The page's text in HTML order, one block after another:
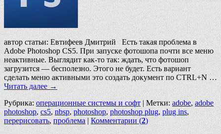
автор статьи: Евтифеев Дмитрий Есть такая проблема в
Adobe Photoshop CS5. При запуске фотошопа почти все меню
неактивные. Выглядит как-то так: ждать, что фотошоп
загрузится — бесполезно. Этого не будет. Есть вариант
сделать меню активными это создать документ по CTRL+N …
Читать далее →
Рубрика: операционные системы и софт | Метки: adobe, adobe
photoshop, cs5, nbsp, photoshop, photoshop plug, plug ins,
перерисовать, проблема | Комментарии (2)